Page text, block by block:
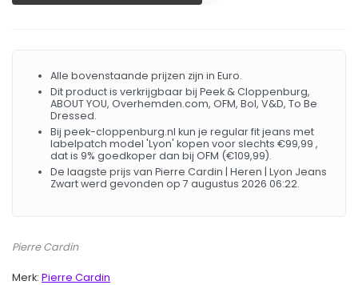
Alle bovenstaande prijzen zijn in Euro.
Dit product is verkrijgbaar bij Peek & Cloppenburg,
ABOUT YOU, Overhemden.com, OFM, Bol, V&D, To Be
Dressed.
Bij peek-cloppenburg.nl kun je regular fit jeans met
labelpatch model 'Lyon' kopen voor slechts €99,99 ,
dat is 9% goedkoper dan bij OFM (€109,99).
De laagste prijs van Pierre Cardin | Heren | Lyon Jeans
Zwart werd gevonden op 7 augustus 2026 06:22.
Pierre Cardin
Merk: Pierre Cardin